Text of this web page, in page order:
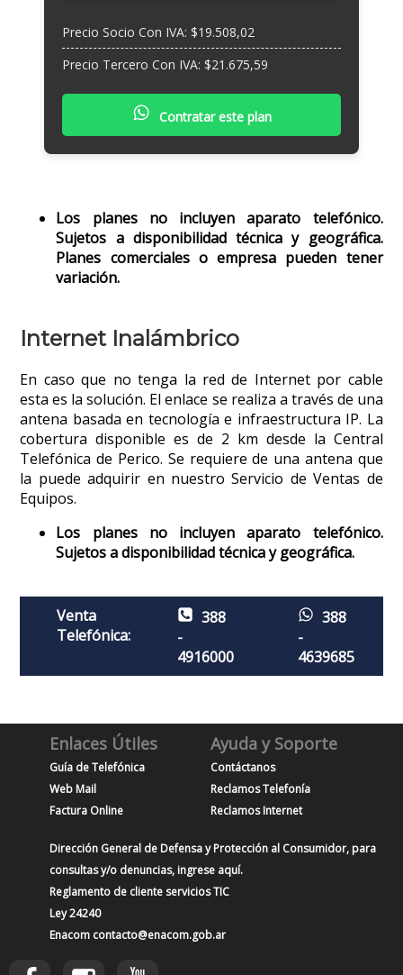
Precio Socio Con IVA: $19.508,02
Precio Tercero Con IVA: $21.675,59
Contratar este plan
Los planes no incluyen aparato telefónico.
Sujetos a disponibilidad técnica y geográfica.
Planes comerciales o empresa pueden tener
variación.
Internet Inalámbrico
En caso que no tenga la red de Internet por cable
esta es la solución. El enlace se realiza a través de una
antena basada en tecnología e infraestructura IP. La
cobertura disponible es de 2 km desde la Central
Telefónica de Perico. Se requiere de una antena que
la puede adquirir en nuestro Servicio de Ventas de
Equipos.
Los planes no incluyen aparato telefónico.
Sujetos a disponibilidad técnica y geográfica.
Venta
Telefónica:
388
-
4916000
388
-
4639685
Enlaces Útiles
Guía de Telefónica
Web Mail
Factura Online
Ayuda y Soporte
Contáctanos
Reclamos Telefonía
Reclamos Internet
Dirección General de Defensa y Protección al Consumidor, para
consultas y/o denuncias, ingrese aquí.
Reglamento de cliente servicios TIC
Ley 24240
Enacom contacto@enacom.gob.ar